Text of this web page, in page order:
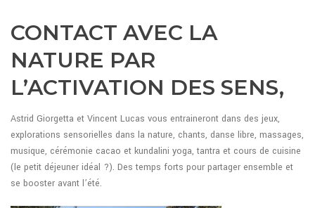
CONTACT AVEC LA
NATURE PAR
L’ACTIVATION DES SENS,
Astrid Giorgetta et Vincent Lucas vous entraineront dans des jeux,
explorations sensorielles dans la nature, chants, danse libre, massages,
musique, cérémonie cacao et kundalini yoga, tantra et cours de cuisine
(le petit déjeuner idéal ?). Des temps forts pour partager ensemble et
se booster avant l’été.